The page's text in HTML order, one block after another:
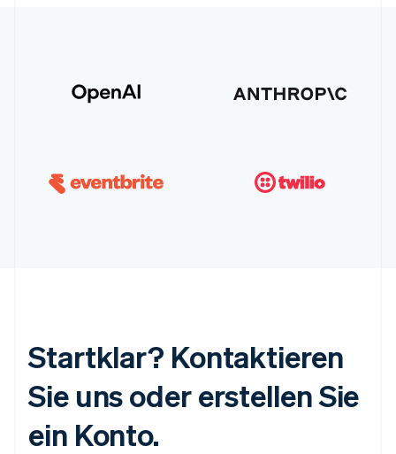
Startklar? Kontaktieren
Sie uns oder erstellen Sie
ein Konto.